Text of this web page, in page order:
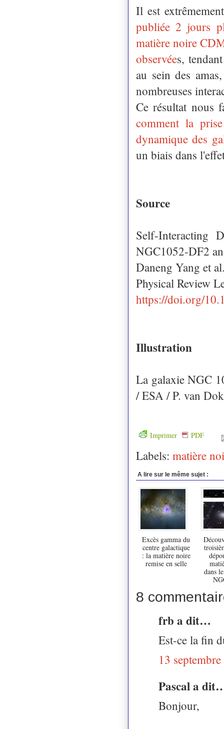
Il est
publiée 2 jours
matière noire
observées,
au sein des
nombreuses
Ce résultat nous
comment la
dynamique des
un biais dans
Source
Self-Interacting
NGC1052-DF2
Daneng Yang et
Physical Review
https://doi.org/
Illustration
La galaxie NGC
/ ESA / P. van
Imprimer PDF
Labels: matière
A lire sur le même sujet :
Excès gamma du
centre galactique
: la matière noire
remise en selle
dans
8
frb a dit…
Est-ce la fin
13
Pascal a
Bonjour,